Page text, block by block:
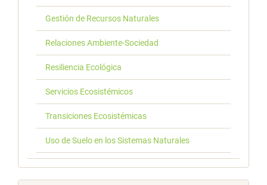
Gestión de Recursos Naturales
Relaciones Ambiente-Sociedad
Resiliencia Ecológica
Servicios Ecosistémicos
Transiciones Ecosistémicas
Uso de Suelo en los Sistemas Naturales